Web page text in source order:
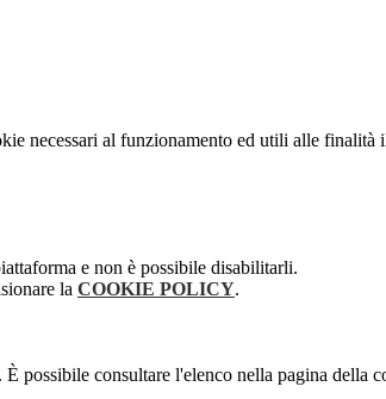
necessari al funzionamento ed utili alle finalità
e non è possibile disabilitarli.
la COOKIE POLICY.
possibile consultare l'elenco nella pagina della